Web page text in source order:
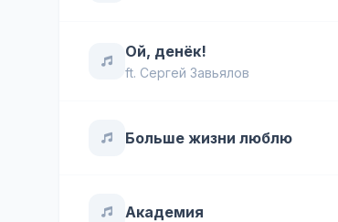
Ой, денёк!
ft. Сергей Завьялов
Больше жизни люблю
Академия